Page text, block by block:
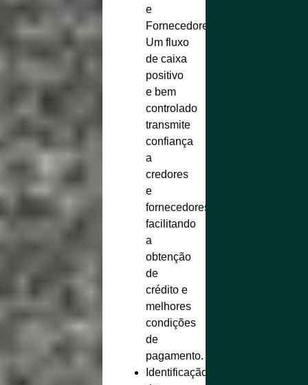
e
Fornecedores
Um fluxo
de caixa
positivo
e bem
controlado
transmite
confiança
a
credores
e
fornecedores,
facilitando
a
obtenção
de
crédito e
melhores
condições
de
pagamento.
Identificação